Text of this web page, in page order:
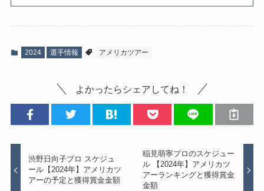
2024 選手情報 アメリカツアー
よかったらシェアしてね！
渋野日向子プロ スケジュ
ール【2024年】アメリカツ
アーの予定と獲得賞金金額
稲見萌寧プロのスケジュー
ル 【2024年】アメリカツ
アーランキングと獲得賞金
金額